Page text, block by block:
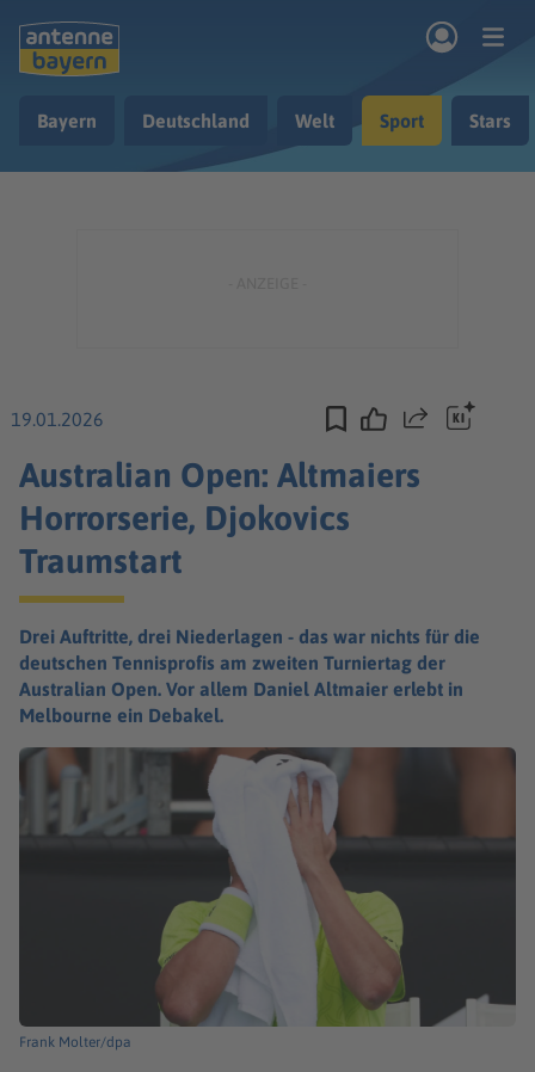
Bayern Deutschland Welt Sport Stars
19.01.2026 Teilen
Australian Open: Altmaiers
Horrorserie, Djokovics
Traumstart
Drei Auftritte, drei Niederlagen - das war nichts für die
deutschen Tennisprofis am zweiten Turniertag der
Australian Open. Vor allem Daniel Altmaier erlebt in
Melbourne ein Debakel.
Frank Molter/dpa